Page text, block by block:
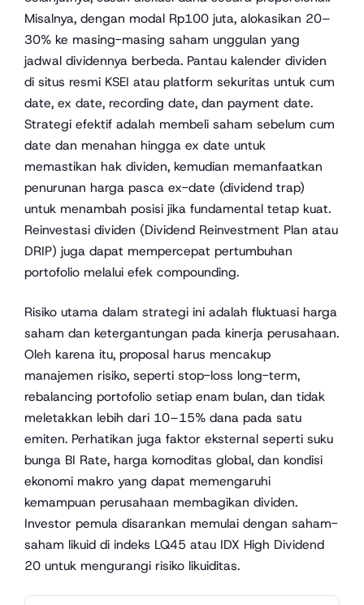
Misalnya, dengan modal Rp100 juta, alokasikan 20–
30% ke masing-masing saham unggulan yang
jadwal dividennya berbeda. Pantau kalender dividen
di situs resmi KSEI atau platform sekuritas untuk cum
date, ex date, recording date, dan payment date.
Strategi efektif adalah membeli saham sebelum cum
date dan menahan hingga ex date untuk
memastikan hak dividen, kemudian memanfaatkan
penurunan harga pasca ex-date (dividend trap)
untuk menambah posisi jika fundamental tetap kuat.
Reinvestasi dividen (Dividend Reinvestment Plan atau
DRIP) juga dapat mempercepat pertumbuhan
portofolio melalui efek compounding.
Risiko utama dalam strategi ini adalah fluktuasi harga
saham dan ketergantungan pada kinerja perusahaan.
Oleh karena itu, proposal harus mencakup
manajemen risiko, seperti stop-loss long-term,
rebalancing portofolio setiap enam bulan, dan tidak
meletakkan lebih dari 10–15% dana pada satu
emiten. Perhatikan juga faktor eksternal seperti suku
bunga BI Rate, harga komoditas global, dan kondisi
ekonomi makro yang dapat memengaruhi
kemampuan perusahaan membagikan dividen.
Investor pemula disarankan memulai dengan saham-
saham likuid di indeks LQ45 atau IDX High Dividend
20 untuk mengurangi risiko likuiditas.